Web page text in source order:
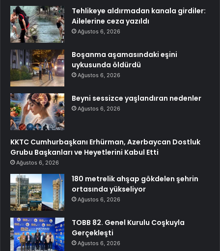
Tehlikeye aldırmadan kanala girdiler:
Ailelerine ceza yazıldı
Ağustos 6, 2026
Boşanma aşamasındaki eşini
uykusunda öldürdü
Ağustos 6, 2026
Beyni sessizce yaşlandıran nedenler
Ağustos 6, 2026
KKTC Cumhurbaşkanı Erhürman, Azerbaycan Dostluk
Grubu Başkanları ve Heyetlerini Kabul Etti
Ağustos 6, 2026
180 metrelik ahşap gökdelen şehrin
ortasında yükseliyor
Ağustos 6, 2026
TOBB 82. Genel Kurulu Coşkuyla
Gerçekleşti
Ağustos 6, 2026